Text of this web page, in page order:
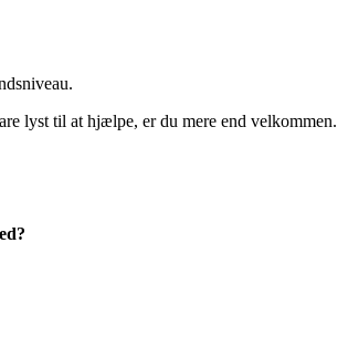
lyst til at hjælpe, er du mere end velkommen.